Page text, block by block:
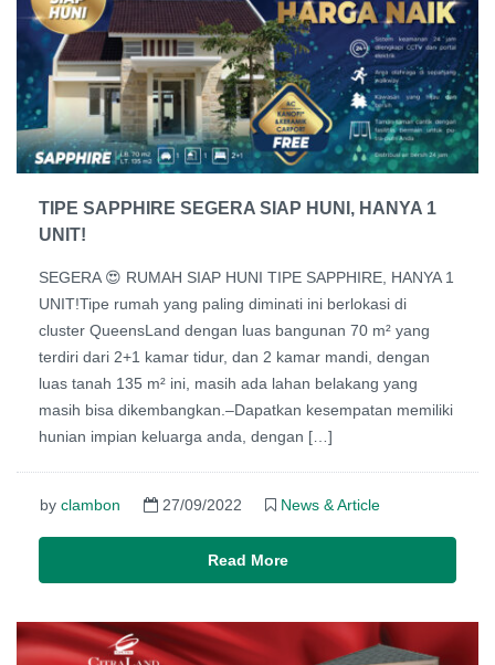
TIPE SAPPHIRE SEGERA SIAP HUNI, HANYA 1
UNIT!
SEGERA 😍 RUMAH SIAP HUNI TIPE SAPPHIRE, HANYA 1
UNIT!Tipe rumah yang paling diminati ini berlokasi di
cluster QueensLand dengan luas bangunan 70 m² yang
terdiri dari 2+1 kamar tidur, dan 2 kamar mandi, dengan
luas tanah 135 m² ini, masih ada lahan belakang yang
masih bisa dikembangkan.–Dapatkan kesempatan memiliki
hunian impian keluarga anda, dengan […]
by clambon 27/09/2022 News & Article
Read More